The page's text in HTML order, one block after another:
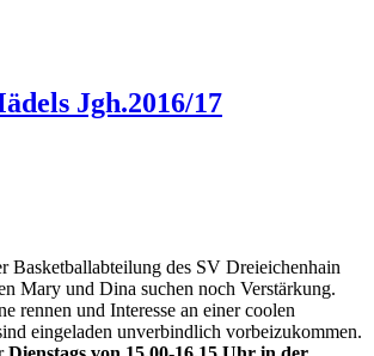
Jgh.2016/17
Basketballabteilung des SV Dreieichenhain
Mary und Dina suchen noch Verstärkung.
rennen und Interesse an einer coolen
eingeladen unverbindlich vorbeizukommen.